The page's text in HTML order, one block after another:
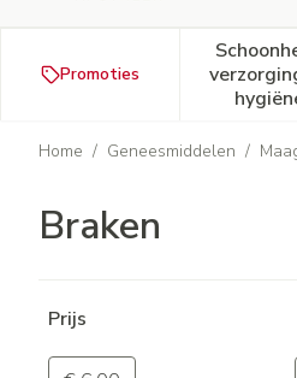
Promoties
Home / Geneesmiddelen /
Braken
Prijs